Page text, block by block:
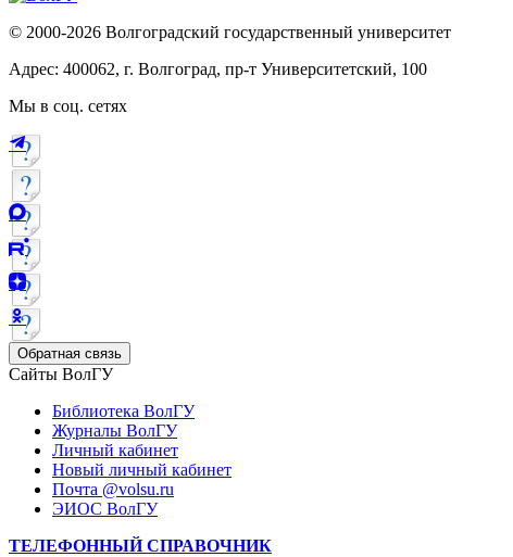
© 2000-2026 Волгоградский государственный университет
Адрес: 400062, г. Волгоград, пр-т Университетский, 100
Мы в соц. сетях
Обратная связь
Сайты ВолГУ
Библиотека ВолГУ
Журналы ВолГУ
Личный кабинет
Новый личный кабинет
Почта @volsu.ru
ЭИОС ВолГУ
ТЕЛЕФОННЫЙ СПРАВОЧНИК